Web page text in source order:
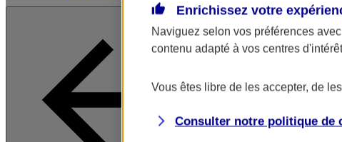
Enrichissez votre
Naviguez selon vos préférences
contenu adapté à vos centres
Vous êtes libre de les accepter, de
Consulter notre politique de